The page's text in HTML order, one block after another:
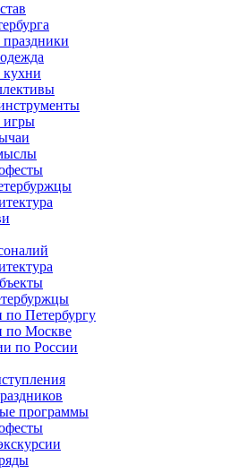
игры
по Петербургу
по Москве
по России
программы